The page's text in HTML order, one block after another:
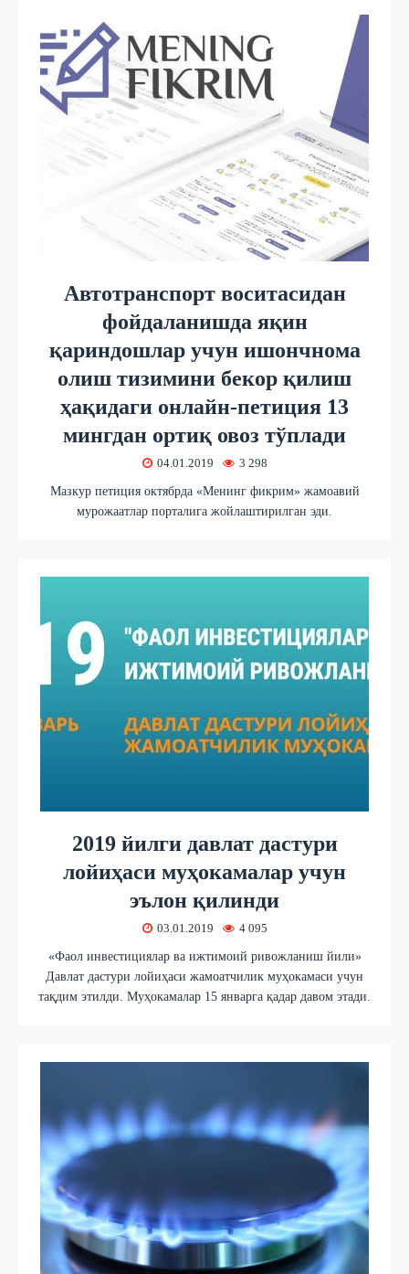
Автотранспорт воситасидан
фойдаланишда яқин
қариндошлар учун ишончнома
олиш тизимини бекор қилиш
ҳақидаги онлайн-петиция 13
мингдан ортиқ овоз тўплади
04.01.2019 3 298
Мазкур петиция октябрда «Менинг фикрим» жамоавий
мурожаатлар порталига жойлаштирилган эди.
2019 йилги давлат дастури
лойиҳаси муҳокамалар учун
эълон қилинди
03.01.2019 4 095
«Фаол инвестициялар ва ижтимоий ривожланиш йили»
Давлат дастури лойиҳаси жамоатчилик муҳокамаси учун
тақдим этилди. Муҳокамалар 15 январга қадар давом этади.